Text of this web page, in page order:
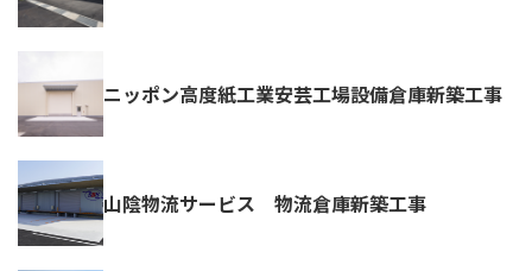
ニッポン高度紙工業安芸工場設備倉庫新築工事
山陰物流サービス 物流倉庫新築工事